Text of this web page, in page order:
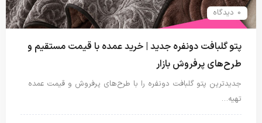
0 دیدگاه
پتو گلبافت دونفره جدید | خرید عمده با قیمت مستقیم و
طرح‌های پرفروش بازار
جدیدترین پتو گلبافت دونفره را با طرح‌های پرفروش و قیمت عمده
تهیه…